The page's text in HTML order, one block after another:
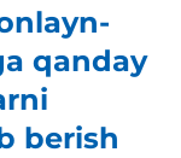
qanday
berish